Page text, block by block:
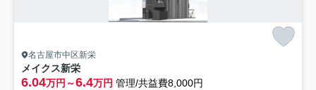
名古屋市中区新栄
メイクス新栄
6.04万円～6.4万円 管理/共益費8,000円